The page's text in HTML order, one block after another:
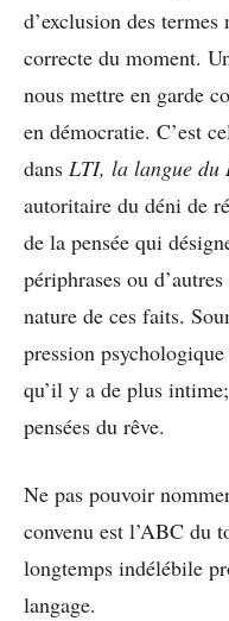
d’exclusion des termes
correcte du moment.
nous mettre en garde
en démocratie. C’est
dans LTI, la langue du
autoritaire du déni de
de la pensée qui
périphrases ou
nature de ces faits.
pression
qu’il y a de plus
pensées du rêve.
Ne pas pouvoir
convenu est l’ABC du
longtemps indélébile
langage.